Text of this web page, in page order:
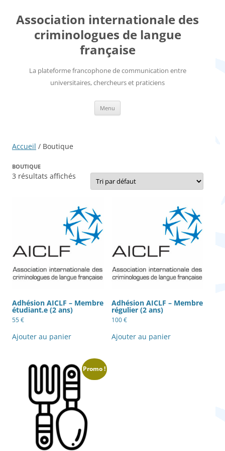
contenu
Association internationale des
criminologues de langue
française
La plateforme francophone de communication entre
universitaires, chercheurs et praticiens
Menu
Accueil / Boutique
BOUTIQUE
3 résultats affichés
Adhésion AICLF – Membre
étudiant.e (2 ans)
55€
Ajouter au panier
Adhésion AICLF – Membre
régulier (2 ans)
100€
Ajouter au panier
Promo !